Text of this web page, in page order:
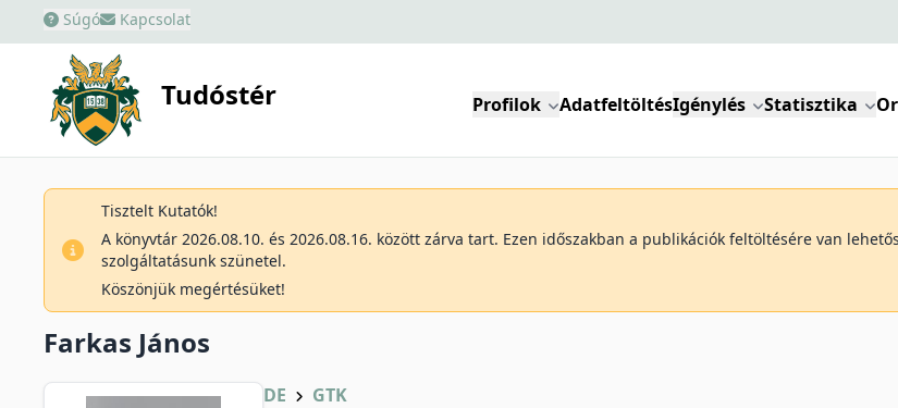
Súgó Kapcsolat
Tudóstér Profilok AdatfeltöltésIgénylés Statisztika
Tisztelt Kutatók!
A könyvtár 2026.08.10. és 2026.08.16. között zárva tart. Ezen időszakban a publikációk feltöltésére van
szolgáltatásunk szünetel.
Köszönjük megértésüket!
Farkas János
DE
GTK